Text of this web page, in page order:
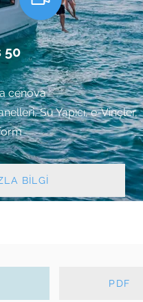
BİLGİ
50
cenova
Su Yapıcı, e-Vinçler,
PDF